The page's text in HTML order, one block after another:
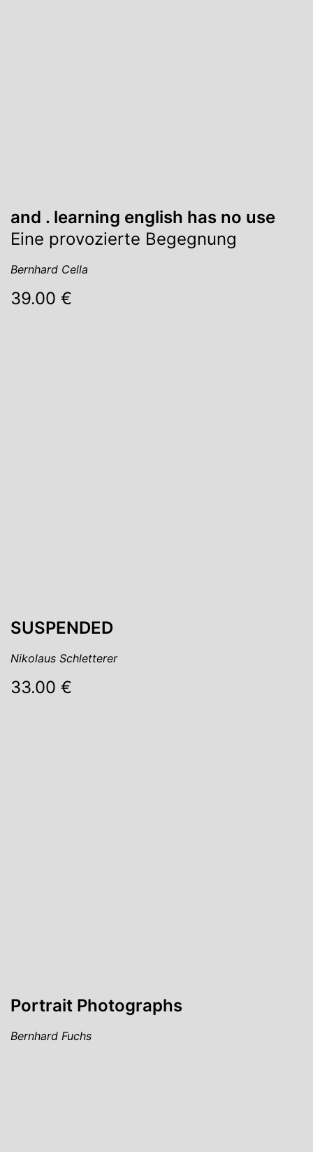
and . learning english has no use
Eine provozierte Begegnung
Bernhard Cella
39.00 €
SUSPENDED
Nikolaus Schletterer
33.00 €
Portrait Photographs
Bernhard Fuchs